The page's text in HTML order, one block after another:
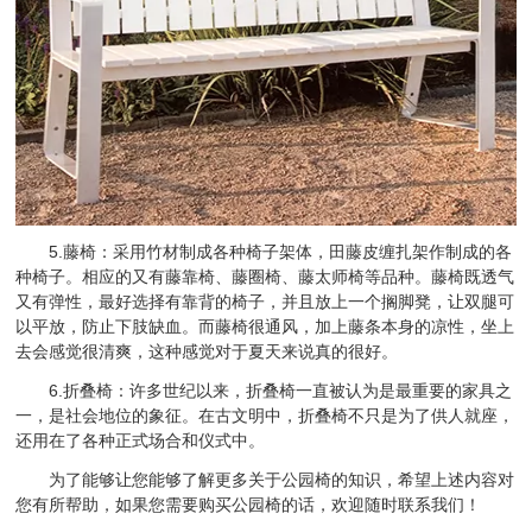
5.藤椅：采用竹材制成各种椅子架体，田藤皮缠扎架作制成的各
种椅子。相应的又有藤靠椅、藤圈椅、藤太师椅等品种。藤椅既透气
又有弹性，最好选择有靠背的椅子，并且放上一个搁脚凳，让双腿可
以平放，防止下肢缺血。而藤椅很通风，加上藤条本身的凉性，坐上
去会感觉很清爽，这种感觉对于夏天来说真的很好。
6.折叠椅：许多世纪以来，折叠椅一直被认为是最重要的家具之
一，是社会地位的象征。在古文明中，折叠椅不只是为了供人就座，
还用在了各种正式场合和仪式中。
为了能够让您能够了解更多关于公园椅的知识，希望上述内容对
您有所帮助，如果您需要购买公园椅的话，欢迎随时联系我们！